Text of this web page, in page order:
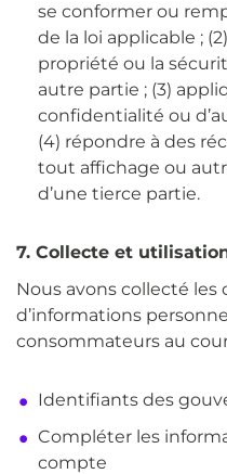
se conformer ou
de la loi applicable ;
propriété ou la
autre partie ; (3)
confidentialité ou
(4) répondre à des
tout affichage ou
d’une tierce partie.
7. Collecte et
Nous avons collecté les
d’informations
consommateurs au
Identifiants des
Compléter les
compte